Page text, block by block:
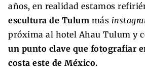
años, en realidad estamos
escultura de Tulum más
próxima al hotel Ahau Tulum y
un punto clave que fotografiar
costa este de México.